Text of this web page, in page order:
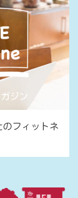
のフィットネ